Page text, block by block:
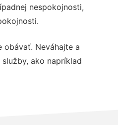
nespokojnosti,
obávať. Neváhajte a
ako napríklad